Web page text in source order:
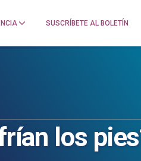
SUSCRÍBETE AL BOLETÍN
los